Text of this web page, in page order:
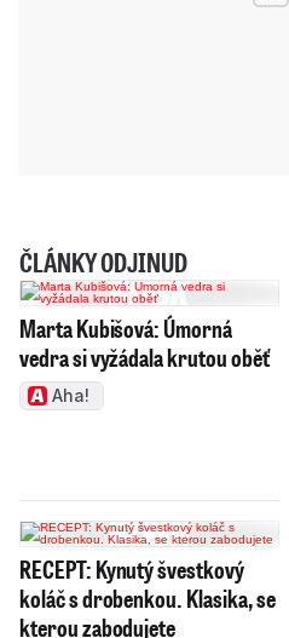
ČLÁNKY ODJINUD
Marta Kubišová: Úmorná
vedra si vyžádala krutou oběť
Aha!
RECEPT: Kynutý švestkový
koláč s drobenkou. Klasika, se
kterou zabodujete